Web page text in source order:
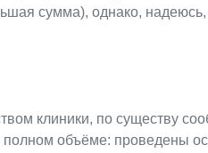
сумма), однако,
клиники, по существу
объёме: проведены